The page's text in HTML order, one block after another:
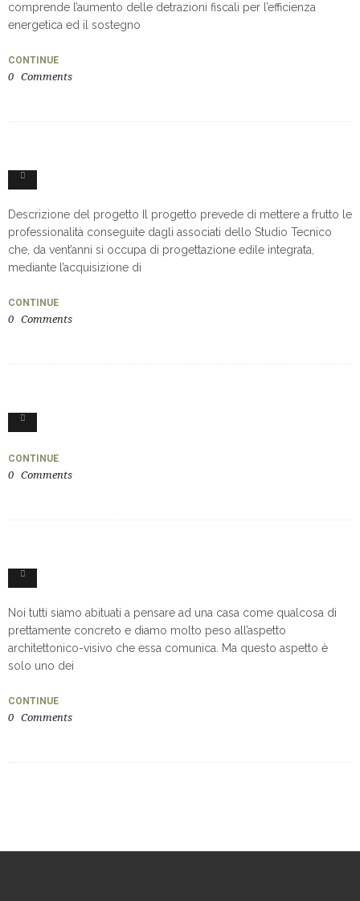
comprende l’aumento delle detrazioni fiscali per l’efficienza
energetica ed il sostegno
CONTINUE
0 Comments
0
Descrizione del progetto Il progetto prevede di mettere a frutto le
professionalità conseguite dagli associati dello Studio Tecnico
che, da vent’anni si occupa di progettazione edile integrata,
mediante l’acquisizione di
CONTINUE
0 Comments
0
CONTINUE
0 Comments
0
Noi tutti siamo abituati a pensare ad una casa come qualcosa di
prettamente concreto e diamo molto peso all’aspetto
architettonico-visivo che essa comunica. Ma questo aspetto è
solo uno dei
CONTINUE
0 Comments